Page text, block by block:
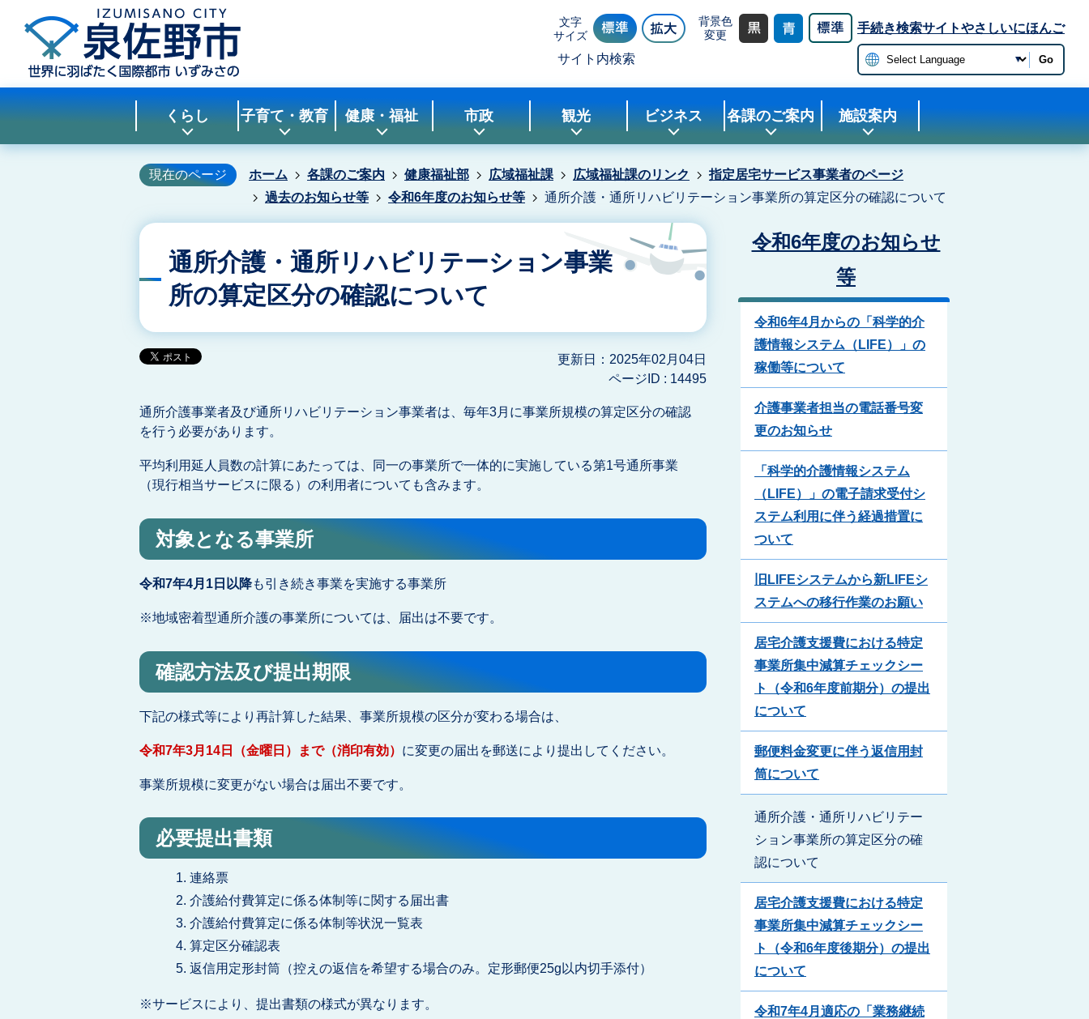
文字
サイズ
背景色
変更
手続き検索サイトやさしいにほんご
サイト内検索 Go
くらし 子育て・教育 健康・福祉 市政 観光 ビジネス 各課のご案内 施設案内
現在のページ ホーム 各課のご案内 健康福祉部 広域福祉課 広域福祉課のリンク
指定居宅サービス事業者のページ
過去のお知らせ等
令和6年度のお知らせ等 通所介護・通所リハビリテーション事業所の算定区分の確認について
通所介護・通所リハビリテーション事業
所の算定区分の確認について
更新日：2025年02月04日
ページID : 14495
通所介護事業者及び通所リハビリテーション事業者は、毎年3月に事業所規模の算定区分の確認
を行う必要があります。
平均利用延人員数の計算にあたっては、同一の事業所で一体的に実施している第1号通所事業
（現行相当サービスに限る）の利用者についても含みます。
対象となる事業所
令和7年4月1日以降も引き続き事業を実施する事業所
※地域密着型通所介護の事業所については、届出は不要です。
確認方法及び提出期限
下記の様式等により再計算した結果、事業所規模の区分が変わる場合は、
令和7年3月14日（金曜日）まで（消印有効） に変更の届出を郵送により提出してください。
事業所規模に変更がない場合は届出不要です。
必要提出書類
連絡票
介護給付費算定に係る体制等に関する届出書
介護給付費算定に係る体制等状況一覧表
算定区分確認表
返信用定形封筒（控えの返信を希望する場合のみ。定形郵便25g以内切手添付）
※サービスにより、提出書類の様式が異なります。
令和6年度のお知らせ
等
令和6年4月からの「科学的介
護情報システム（LIFE）」の
稼働等について
介護事業者担当の電話番号変
更のお知らせ
「科学的介護情報システム
（LIFE）」の電子請求受付シ
ステム利用に伴う経過措置に
ついて
旧LIFEシステムから新LIFEシ
ステムへの移行作業のお願い
居宅介護支援費における特定
事業所集中減算チェックシー
ト（令和6年度前期分）の提出
について
郵便料金変更に伴う返信用封
筒について
通所介護・通所リハビリテー
ション事業所の算定区分の確
認について
居宅介護支援費における特定
事業所集中減算チェックシー
ト（令和6年度後期分）の提出
について
令和7年4月適応の「業務継続